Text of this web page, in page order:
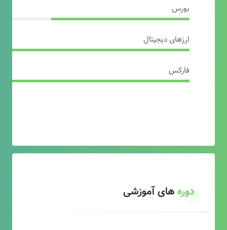
بورس
ارزهای دیجیتال
فارکس
دورههای آموزشی